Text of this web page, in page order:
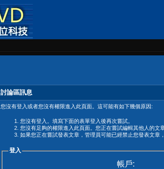
討論區訊息
您沒有登入或者您沒有權限進入此頁面。這可能有如下幾個原因:
您沒有登入。填寫下面的表單登入後再次嘗試。
您沒有足夠的權限進入此頁面。您正在嘗試編輯其他人的文
如果您正在嘗試發表文章，管理員可能已經禁止您發表文章
登入
帳戶: